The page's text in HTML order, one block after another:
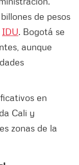
de pesos
IDU. Bogotá se
aunque
en
Cali y
zonas de la